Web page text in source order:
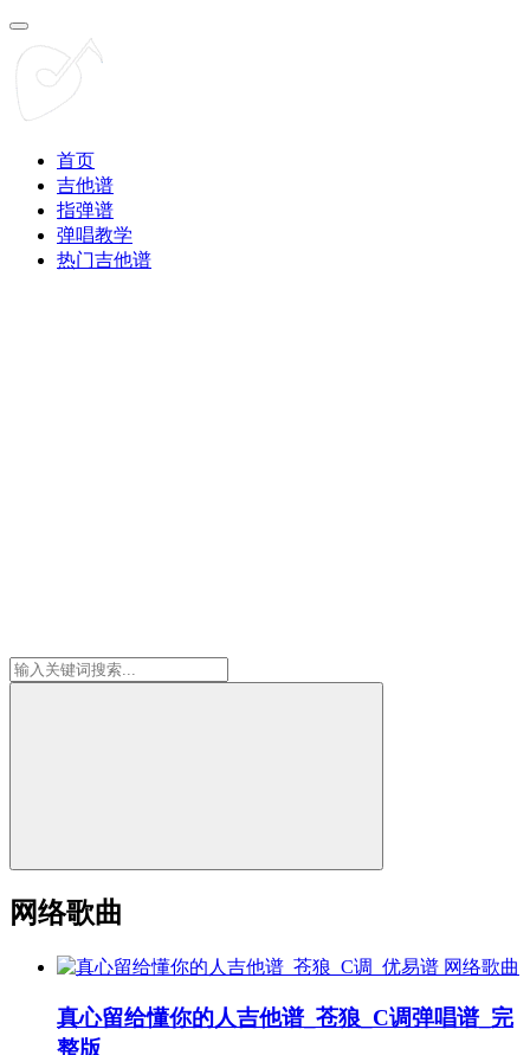
首页
吉他谱
指弹谱
弹唱教学
热门吉他谱
网络歌曲
网络歌曲
真心留给懂你的人吉他谱_苍狼_C调弹唱谱_完
整版